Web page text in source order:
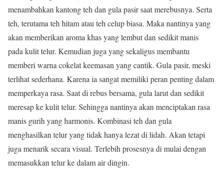
menambahkan kantong teh dan gula pasir saat merebusnya. Serta
teh, terutama teh hitam atau teh celup biasa. Maka nantinya yang
akan memberikan aroma khas yang lembut dan sedikit manis
pada kulit telur. Kemudian juga yang sekaligus membantu
memberi warna cokelat keemasan yang cantik. Gula pasir, meski
terlihat sederhana. Karena ia sangat memiliki peran penting dalam
memperkaya rasa. Saat di rebus bersama, gula larut dan sedikit
meresap ke kulit telur. Sehingga nantinya akan menciptakan rasa
manis gurih yang harmonis. Kombinasi teh dan gula
menghasilkan telur yang tidak hanya lezat di lidah. Akan tetapi
juga menarik secara visual. Terlebih prosesnya di mulai dengan
memasukkan telur ke dalam air dingin.